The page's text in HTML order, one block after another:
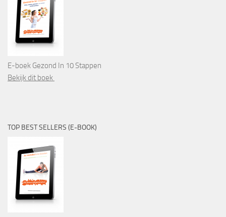
E-boek Gezond In 10 Stappen
Bekijk dit boek
TOP BEST SELLERS (E-BOOK)